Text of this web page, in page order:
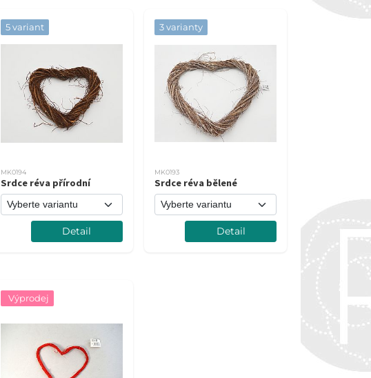
5 variant
MK0194
Srdce réva přírodní
Detail
3 varianty
MK0193
Srdce réva bělené
Detail
Výprodej